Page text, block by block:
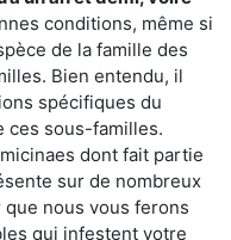
conditions, même si
de la famille des
Bien entendu, il
spécifiques du
ces sous-familles.
dont fait partie
sur de nombreux
nous vous ferons
qui infestent votre